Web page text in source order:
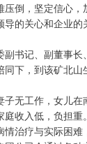
压倒，坚定信心，
导的关心和企业
副书记、副董事长
同下，到该矿北
子无工作，女儿在
庭收入低，负担
治疗与实际困难